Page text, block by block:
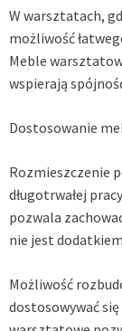
W warsztatach,
możliwość
Meble
wspierają
Dostosowanie
Rozmieszczenie
długotrwałej
pozwala
nie jest
Możliwość
dostosowywać